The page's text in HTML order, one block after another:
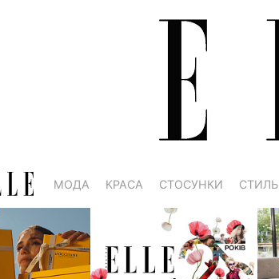
МОДА КРАСА СТОСУНКИ